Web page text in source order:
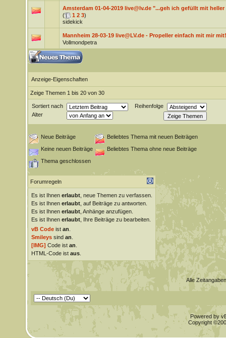
Amsterdam 01-04-2019 live@lv.de "...geh ich gefüllt mit
(
1 2 3)
sidekick
Mannheim 28-03-19 live@LV.de - Propeller einfach mit mir mit!
Vollmondpetra
Anzeige-Eigenschaften
Zeige Themen 1 bis 20 von 30
Sortiert nach
Reihenfolge
Alter
Neue Beiträge
Beliebtes Thema mit neuen Beiträgen
Keine neuen Beiträge
Beliebtes Thema ohne neue Beiträge
Thema geschlossen
Forumregeln
Es ist Ihnen erlaubt, neue Themen zu verfassen.
Es ist Ihnen erlaubt, auf Beiträge zu antworten.
Es ist Ihnen erlaubt, Anhänge anzufügen.
Es ist Ihnen erlaubt, Ihre Beiträge zu bearbeiten.
vB Codeist an
Smileyssind an
[IMG] Code ist an
HTML-Code ist aus.
Alle
Powered by
Copyright